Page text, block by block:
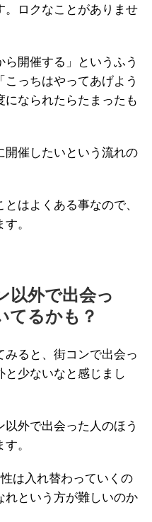
。ロクなことがありませ
ら開催する」というふう
っちはやってあげよう
になられたらたまったも
開催したいという流れの
はよくある事なので、
。
以外で出会っ
てるかも？
みると、街コンで出会っ
と少ないなと感じまし
外で出会った人のほう
。
は入れ替わっていくの
れという方が難しいのか